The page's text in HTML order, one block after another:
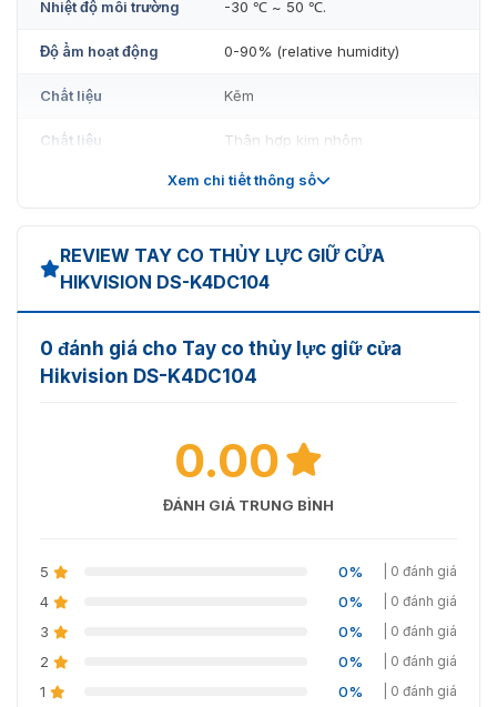
Nhiệt độ môi trường -30 ℃ ~ 50 ℃.
Độ ẩm hoạt động 0-90% (relative humidity)
Chất liệu Kẽm
Chất liệu Thân hợp kim nhôm
1,0 kg
Xem chi tiết thông số
REVIEW TAY CO THỦY LỰC GIỮ CỬA
HIKVISION DS-K4DC104
0 đánh giá cho Tay co thủy lực giữ cửa
Hikvision DS-K4DC104
0.00
ĐÁNH GIÁ TRUNG BÌNH
5 0% | 0 đánh giá
4 0% | 0 đánh giá
3 0% | 0 đánh giá
2 0% | 0 đánh giá
1 0% | 0 đánh giá